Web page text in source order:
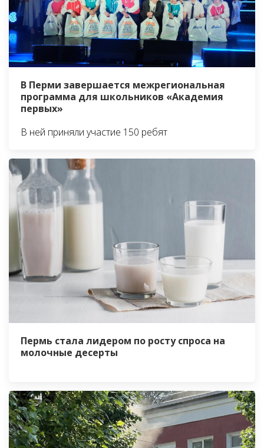
В Перми завершается межрегиональная
программа для школьников «Академия
первых»
В ней приняли участие 150 ребят
Пермь стала лидером по росту спроса на
молочные десерты